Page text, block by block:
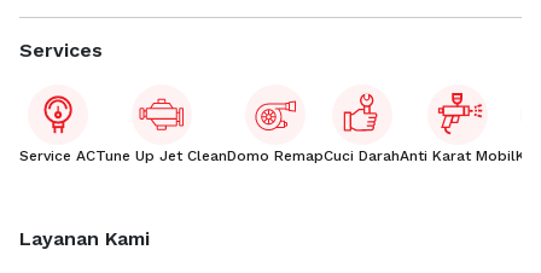
Services
Service ACTune Up Jet CleanDomo RemapCuci DarahAnti Karat Mobil
Layanan Kami